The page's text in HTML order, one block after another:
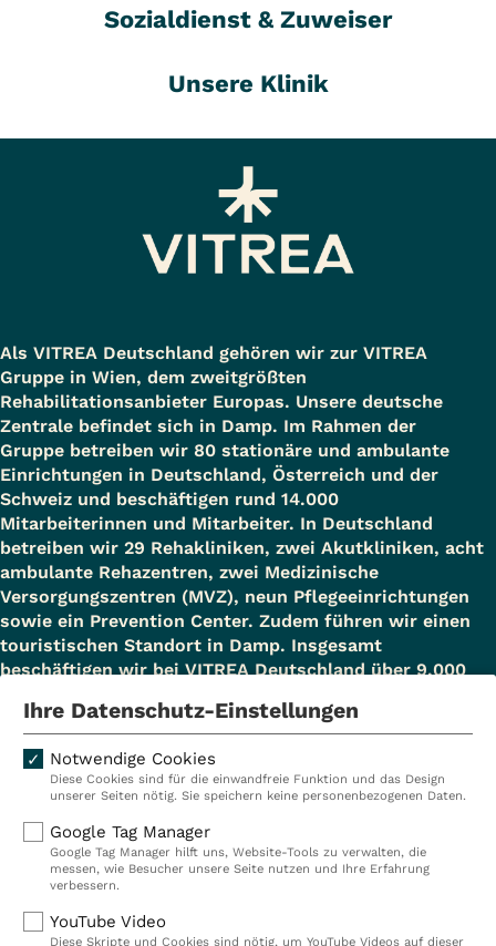
Sozialdienst & Zuweiser
Unsere Klinik
Als VITREA Deutschland gehören wir zur VITREA
Gruppe in Wien, dem zweitgrößten
Rehabilitationsanbieter Europas. Unsere deutsche
Zentrale befindet sich in Damp. Im Rahmen der
Gruppe betreiben wir 80 stationäre und ambulante
Einrichtungen in Deutschland, Österreich und der
Schweiz und beschäftigen rund 14.000
Mitarbeiterinnen und Mitarbeiter. In Deutschland
betreiben wir 29 Rehakliniken, zwei Akutkliniken, acht
ambulante Rehazentren, zwei Medizinische
Versorgungszentren (MVZ), neun Pflegeeinrichtungen
sowie ein Prevention Center. Zudem führen wir einen
touristischen Standort in Damp. Insgesamt
beschäftigen wir bei VITREA Deutschland über 9.000
Kliniken
Ambulant
Reha
Prävention
Karriere
VITREA Deutschland
Ihre Datenschutz-Einstellungen
Notwendige Cookies
Diese Cookies sind für die einwandfreie Funktion und das Design
unserer Seiten nötig. Sie speichern keine personenbezogenen Daten.
Google Tag Manager
Google Tag Manager hilft uns, Website-Tools zu verwalten, die
messen, wie Besucher unsere Seite nutzen und Ihre Erfahrung
verbessern.
YouTube Video
Diese Skripte und Cookies sind nötig, um YouTube Videos auf dieser